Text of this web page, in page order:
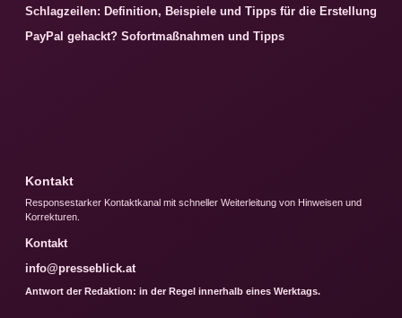
Schlagzeilen: Definition, Beispiele und Tipps für die Erstellung
PayPal gehackt? Sofortmaßnahmen und Tipps
Kontakt
Responsestarker Kontaktkanal mit schneller Weiterleitung von Hinweisen und
Korrekturen.
Kontakt
info@presseblick.at
Antwort der Redaktion: in der Regel innerhalb eines Werktags.